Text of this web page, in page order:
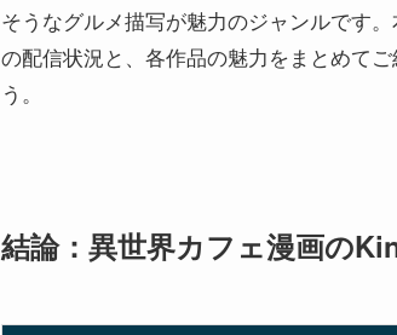
そうなグルメ描写が魅力のジャンルです
の配信状況と、各作品の魅力をまとめて
う。
結論：異世界カフェ漫画の